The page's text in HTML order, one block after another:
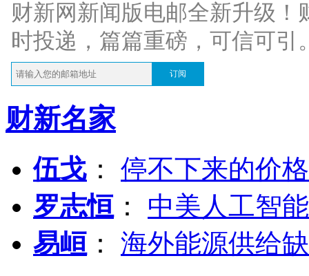
财新网新闻版电邮全新升级
时投递，篇篇重磅，可信可引
订阅
财新名家
伍戈 ： 停不下来的价
罗志恒 ： 中美人工智
易峘 ： 海外能源供给